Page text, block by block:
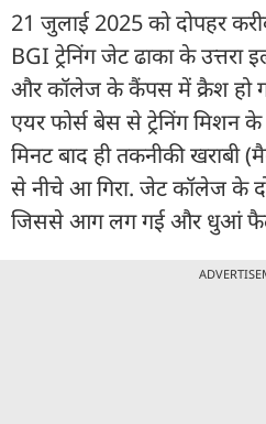
21 जुलाई 2025 को दोपहर
BGI ट्रेनिंग जेट ढाका के उत्तरा
और कॉलेज के कैंपस में क्रैश हो
एयर फोर्स बेस से ट्रेनिंग मिशन
मिनट बाद ही तकनीकी
से नीचे आ गिरा. जेट कॉलेज के
जिससे आग लग गई और धुआं